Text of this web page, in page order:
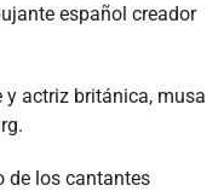
español creador
y actriz británica, musa
de los cantantes